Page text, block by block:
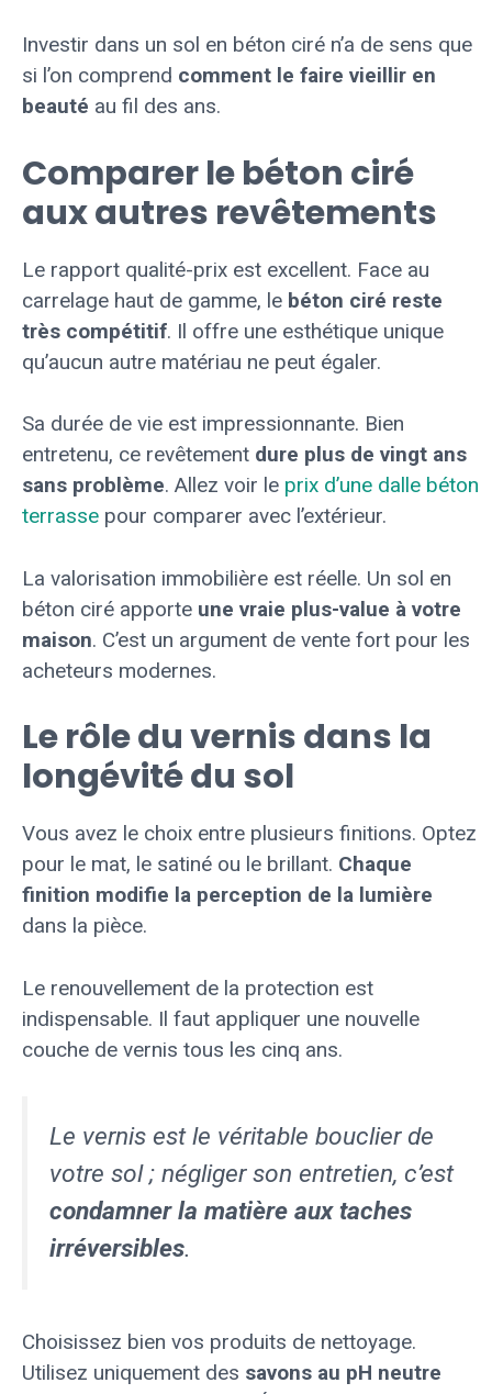
Investir dans un sol en béton ciré n’a de sens que
si l’on comprend comment le faire vieillir en
beauté au fil des ans.
Comparer le béton ciré
aux autres revêtements
Le rapport qualité-prix est excellent. Face au
carrelage haut de gamme, le béton ciré reste
très compétitif. Il offre une esthétique unique
qu’aucun autre matériau ne peut égaler.
Sa durée de vie est impressionnante. Bien
entretenu, ce revêtement dure plus de vingt ans
sans problème. Allez voir le prix d’une dalle béton
terrasse pour comparer avec l’extérieur.
La valorisation immobilière est réelle. Un sol en
béton ciré apporte une vraie plus-value à votre
maison. C’est un argument de vente fort pour les
acheteurs modernes.
Le rôle du vernis dans la
longévité du sol
Vous avez le choix entre plusieurs finitions. Optez
pour le mat, le satiné ou le brillant. Chaque
finition modifie la perception de la lumière
dans la pièce.
Le renouvellement de la protection est
indispensable. Il faut appliquer une nouvelle
couche de vernis tous les cinq ans.
Le vernis est le véritable bouclier de
votre sol ; négliger son entretien, c’est
condamner la matière aux taches
irréversibles.
Choisissez bien vos produits de nettoyage.
Utilisez uniquement des savons au pH neutre